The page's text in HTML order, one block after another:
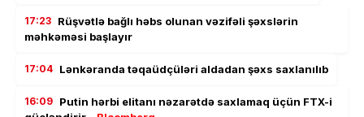
17:23 Rüşvətlə bağlı həbs olunan vəzifəli şəxslərin
məhkəməsi başlayır
17:04 Lənkəranda təqaüdçüləri aldadan şəxs saxlanılıb
16:09 Putin hərbi elitanı nəzarətdə saxlamaq üçün FTX-i